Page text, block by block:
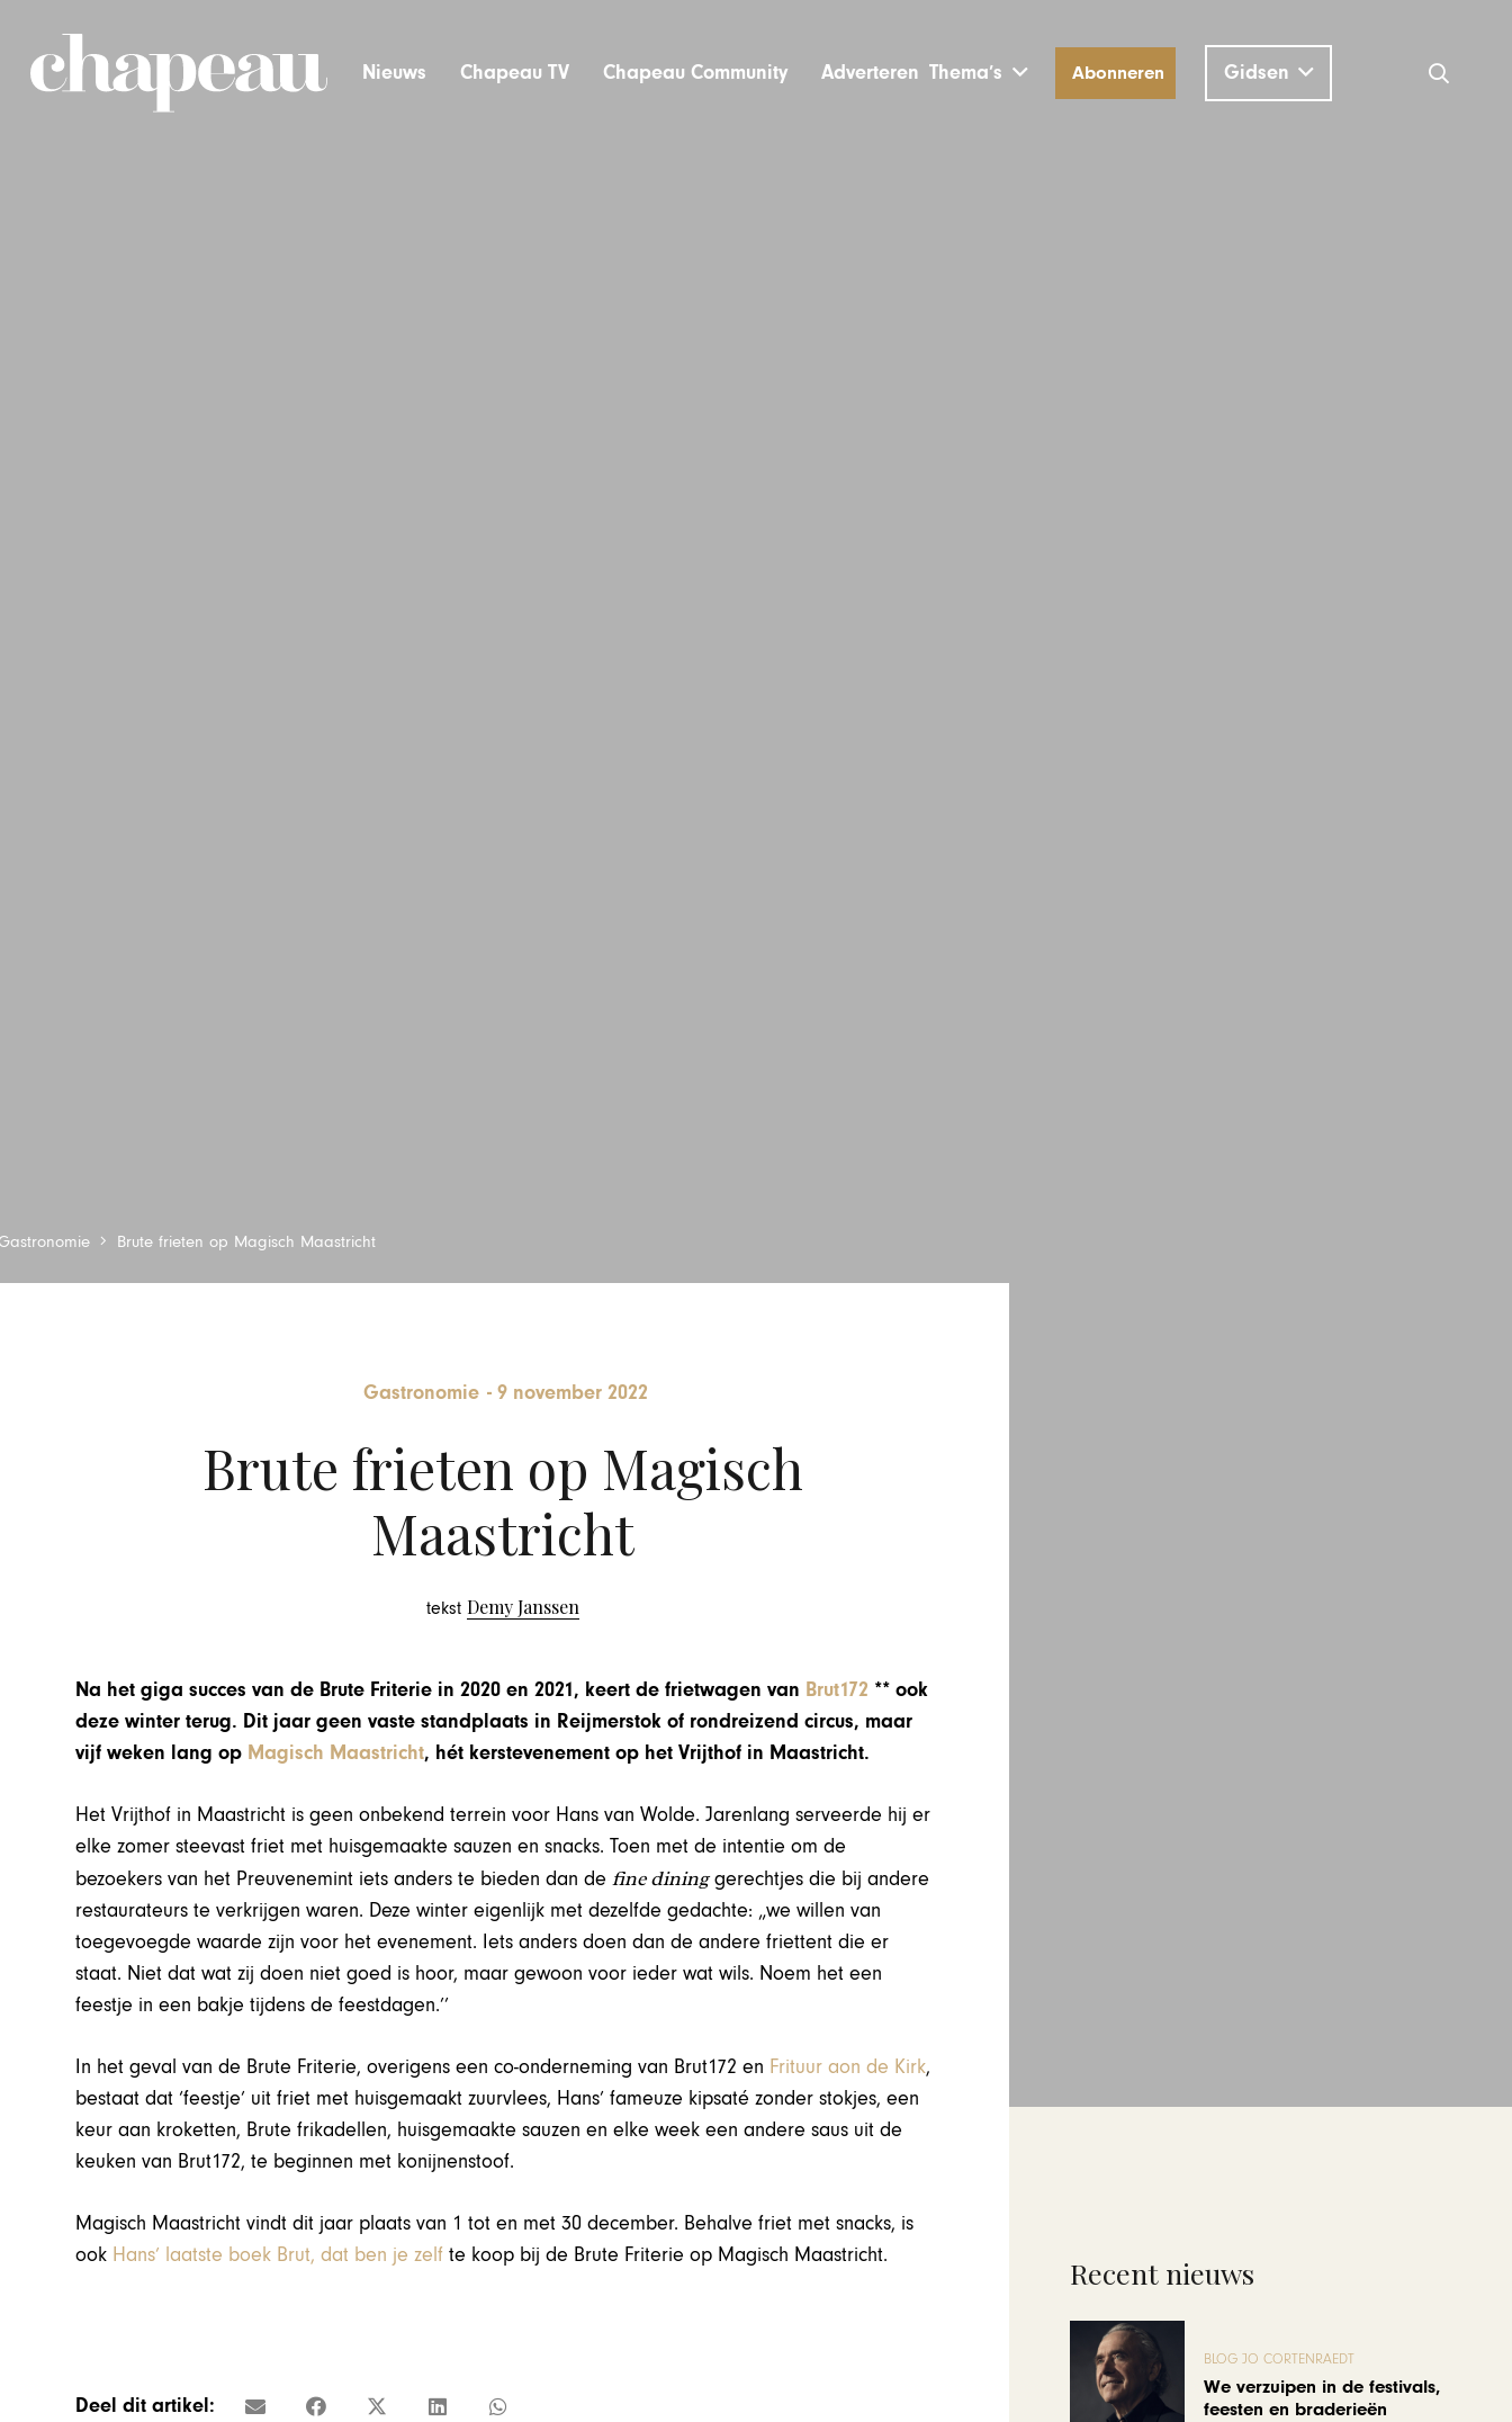
Nieuws Chapeau TV Chapeau Community Adverteren Thema’s Abonneren Gidsen
Brute frieten op Magisch Maastricht
Gastronomie -9 november 2022
Brute frieten op Magisch
Maastricht
tekstDemy Janssen
Na het giga succes van de Brute Friterie in 2020 en 2021, keert de frietwagen van Brut172 ** ook
deze winter terug. Dit jaar geen vaste standplaats in Reijmerstok of rondreizend circus, maar
vijf weken lang op Magisch Maastricht, hét kerstevenement op het Vrijthof in Maastricht.
Het Vrijthof in Maastricht is geen onbekend terrein voor Hans van Wolde. Jarenlang serveerde hij er
elke zomer steevast friet met huisgemaakte sauzen en snacks. Toen met de intentie om de
bezoekers van het Preuvenemint iets anders te bieden dan define dininggerechtjes die bij andere
restaurateurs te verkrijgen waren. Deze winter eigenlijk met dezelfde gedachte: „we willen van
toegevoegde waarde zijn voor het evenement. Iets anders doen dan de andere friettent die er
staat. Niet dat wat zij doen niet goed is hoor, maar gewoon voor ieder wat wils. Noem het een
feestje in een bakje tijdens de feestdagen.’’
In het geval van de Brute Friterie, overigens een co-onderneming van Brut172 en Frituur aon de Kirk,
bestaat dat ‘feestje’ uit friet met huisgemaakt zuurvlees, Hans’ fameuze kipsaté zonder stokjes, een
keur aan kroketten, Brute frikadellen, huisgemaakte sauzen en elke week een andere saus uit de
keuken van Brut172, te beginnen met konijnenstoof.
Magisch Maastricht vindt dit jaar plaats van 1 tot en met 30 december. Behalve friet met snacks, is
ook Hans’ laatste boek Brut, dat ben je zelf te koop bij de Brute Friterie op Magisch Maastricht.
Deel dit artikel:
Recent nieuws
BLOG JO CORTENRAEDT
We verzuipen in de festivals,
feesten en braderieën